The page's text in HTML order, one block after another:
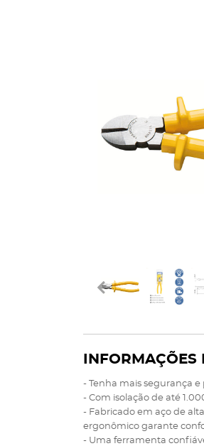
- Tenha mais segurança
- Com isolação de até
- Fabricado em aço de
ergonômico garante
- Uma ferramenta